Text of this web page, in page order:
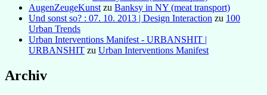
AugenZeugeKunst zu Banksy in NY (meat transport)
Und sonst so? : 07. 10. 2013 | Design Interaction zu 100
Urban Trends
Urban Interventions Manifest - URBANSHIT |
URBANSHIT zu Urban Interventions Manifest
Archiv